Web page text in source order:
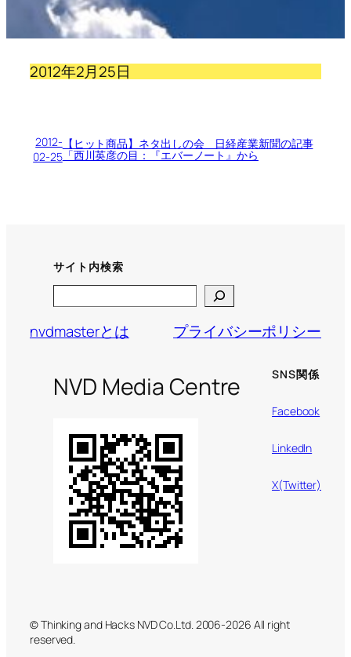
2012年2月25日
2012-
02-25
【ヒット商品】ネタ出しの会 日経産業新聞の記事
「西川英彦の目：『エバーノート』から
サイト内検索
nvdmasterとは
プライバシーポリシー
NVD Media Centre SNS関係
Facebook
LinkedIn
X(Twitter)
© Thinking and Hacks NVD Co.Ltd. 2006-2026 All right
reserved.